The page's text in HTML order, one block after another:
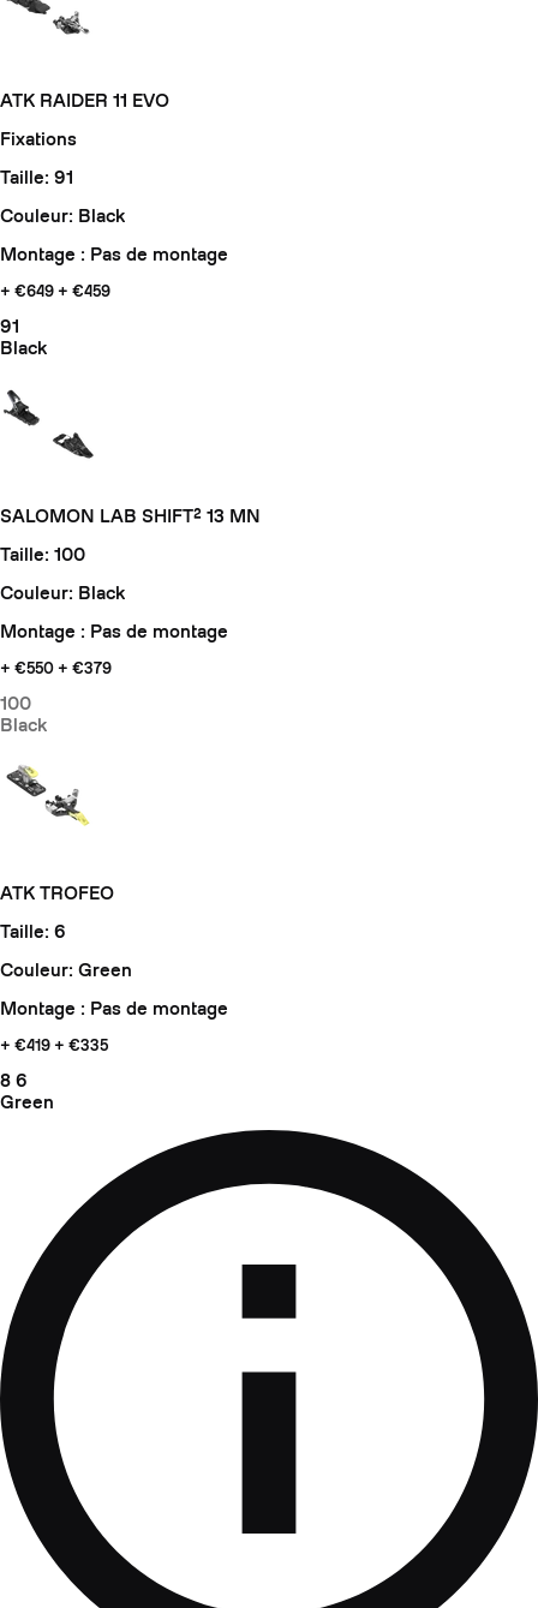
ATK RAIDER 11 EVO
Fixations
Taille: 91
Couleur: Black
Montage : Pas de montage
+ €649 + €459
91
Black
SALOMON LAB SHIFT² 13 MN
Taille: 100
Couleur: Black
Montage : Pas de montage
+ €550 + €379
100
Black
ATK TROFEO
Taille: 6
Couleur: Green
Montage : Pas de montage
+ €419 + €335
8 6
Green